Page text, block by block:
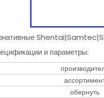
и параметры:
обернуть